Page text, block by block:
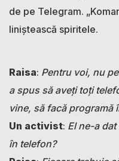
de pe Telegram.
liniștească spiritele.
Raisa: Pentru voi, nu
a spus să aveți toți
vine, să facă programă
Un activist: El ne-a
în telefon?